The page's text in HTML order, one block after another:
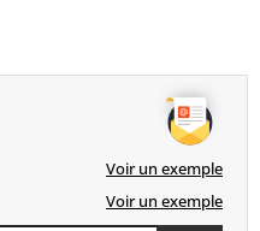
Voir un exemple
Voir un exemple